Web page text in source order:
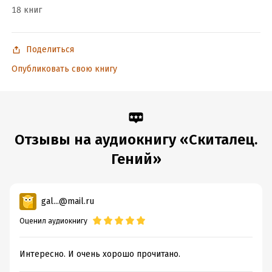
18 книг
Поделиться
Опубликовать свою книгу
Отзывы на аудиокнигу «Скиталец.
Гений»
gal...@mail.ru
Оценил аудиокнигу
Интересно. И очень хорошо прочитано.